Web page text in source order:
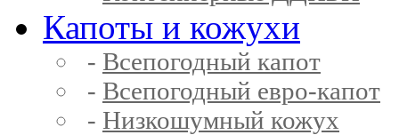
Капоты и кожухи
- Всепогодный капот
- Всепогодный евро-капот
- Низкошумный кожух